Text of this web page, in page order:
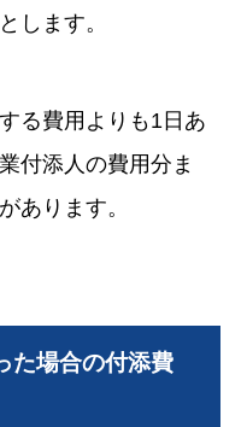
します。
る費用よりも1日あ
付添人の費用分ま
あります。
た場合の付添費